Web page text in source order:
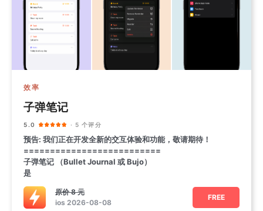
效率
子弹笔记
5.0 · 5 个评分
预告: 我们正在开发全新的交互体验和功能，敬请期待！
==========================
子弹笔记 （Bullet Journal 或 Bujo ）
是
原价8 元
ios 2026-08-08
FREE